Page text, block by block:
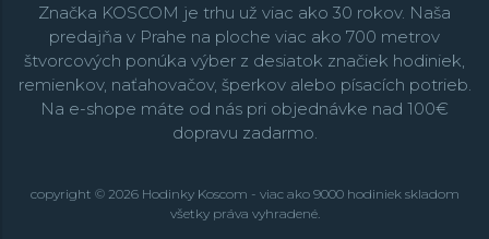
Značka KOSCOM je trhu už viac ako 30 rokov. Naša
predajňa v Prahe na ploche viac ako 700 metrov
štvorcových ponúka výber z desiatok značiek hodiniek,
remienkov, naťahovačov, šperkov alebo písacích potrieb.
Na e-shope máte od nás pri objednávke nad 100€
dopravu zadarmo.
copyright © 2026 Hodinky Koscom - viac ako 9000 hodiniek skladom
všetky práva vyhradené.